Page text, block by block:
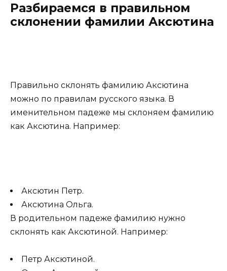
Разбираемся в правильном
склонении фамилии Аксютина
Правильно склонять фамилию Аксютина
можно по правилам русского языка. В
именительном падеже мы склоняем фамилию
как Аксютина. Например:
Аксютин Петр.
Аксютина Ольга.
В родительном падеже фамилию нужно
склонять как Аксютиной. Например:
Петр Аксютиной.